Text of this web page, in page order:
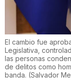
El cambio fue
Legislativa,
las personas
de delitos como
banda. (Salvador